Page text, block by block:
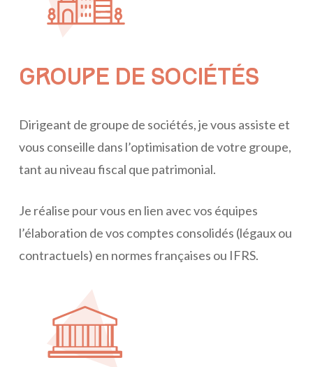
GROUPE DE SOCIÉTÉS
Dirigeant de groupe de sociétés, je vous assiste et
vous conseille dans l’optimisation de votre groupe,
tant au niveau fiscal que patrimonial.
Je réalise pour vous en lien avec vos équipes
l’élaboration de vos comptes consolidés (légaux ou
contractuels) en normes françaises ou IFRS.